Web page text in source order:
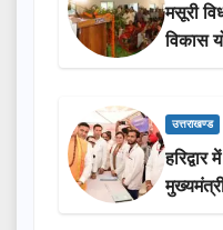
मसूरी
विकास
ने किया
उत्तराखण्ड
हरिद्वार